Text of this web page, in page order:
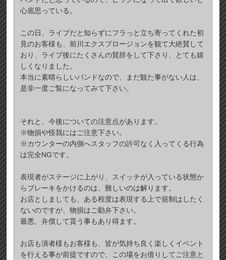
心底思っている。
この日、ライブだと知らずにフラっと立ち寄ってくれた初
見のお客様も、前川エクスプロージョンを観て大絶賛して
おり、ライブ後にたくさんの賛辞をして下さり、とても嬉
しくなりました。
本当に素晴らしいバンドなので、まだ観た事がない人は、
是非一度ご覧になってみて下さい。
それと、今後についての注意点があります。
※物損や怪我にはご注意下さい。
※カウンターの内側へスタッフの許可なく入ってくる行為
は完全NGです。
表現者がステージに上がり、スイッチが入っている状態か
らブレーキをかけるのは、難しいのは解ります。
お店としましても、ある程度は表現する上で規制はしたく
ないのですが、物損はご勘弁下さい。
最悪、弁償して貰う事もあり得ます。
お店も演者様もお客様も、皆が気持ち良く楽しくイベント
を行える事が前提ですので、この場をお借りしてご注意と